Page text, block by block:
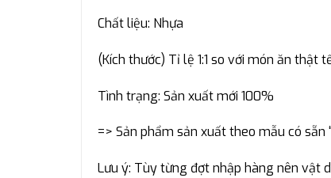
Chất liệu: Nhựa
(Kích thước) Tỉ lệ 1:1 so với món ăn thật
Tình trạng: Sản xuất mới 100%
=> Sản phẩm sản xuất theo mẫu có sẵn
Lưu ý: Tùy từng đợt nhập hàng nên vật